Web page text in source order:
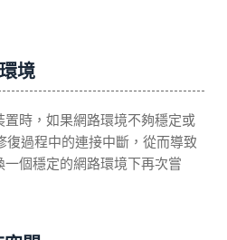
境
置時，如果網路環境不夠穩定或
復過程中的連接中斷，從而導致
一個穩定的網路環境下再次嘗